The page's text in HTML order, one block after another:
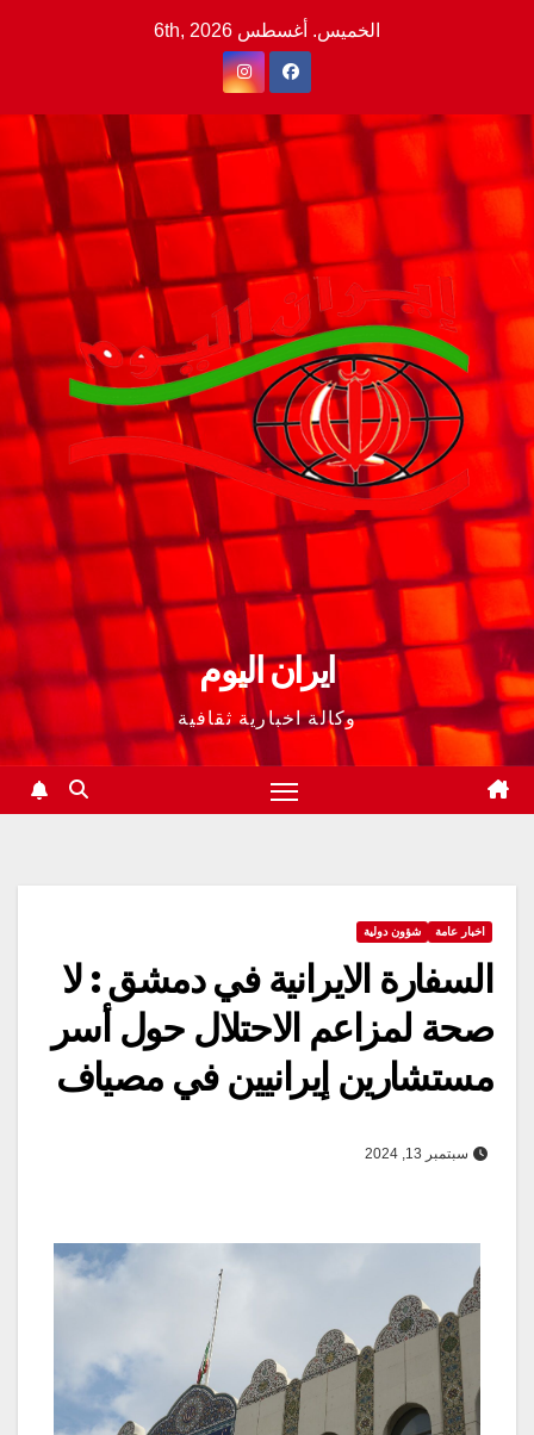
الخميس. أغسطس 6th, 2026
ايران اليوم
وكالة اخبارية ثقافية
اخبار عامة شؤون دولية
السفارة الايرانية في دمشق : لا
صحة لمزاعم الاحتلال حول أسر
مستشارين إيرانيين في مصياف
سبتمبر 13, 2024